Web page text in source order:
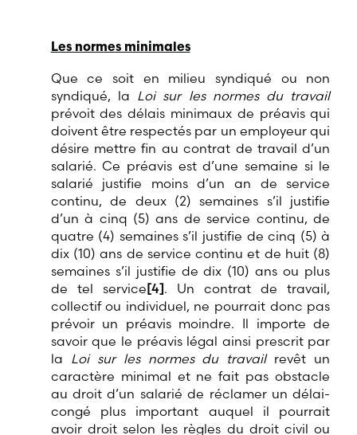
Les normes minimales
Que ce soit en milieu syndiqué ou non
syndiqué, la Loi sur les normes du travail
prévoit des délais minimaux de préavis qui
doivent être respectés par un employeur qui
désire mettre fin au contrat de travail d’un
salarié. Ce préavis est d’une semaine si le
salarié justifie moins d’un an de service
continu, de deux (2) semaines s’il justifie
d’un à cinq (5) ans de service continu, de
quatre (4) semaines s’il justifie de cinq (5) à
dix (10) ans de service continu et de huit (8)
semaines s’il justifie de dix (10) ans ou plus
de tel service[4]. Un contrat de travail,
collectif ou individuel, ne pourrait donc pas
prévoir un préavis moindre. Il importe de
savoir que le préavis légal ainsi prescrit par
la Loi sur les normes du travailrevêt un
caractère minimal et ne fait pas obstacle
au droit d’un salarié de réclamer un délai-
congé plus important auquel il pourrait
avoir droit selon les règles du droit civil ou